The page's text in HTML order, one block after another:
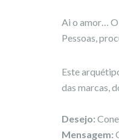
Ai o amor… O
Pessoas,
Este
das marcas,
Desejo:
Mensagem: